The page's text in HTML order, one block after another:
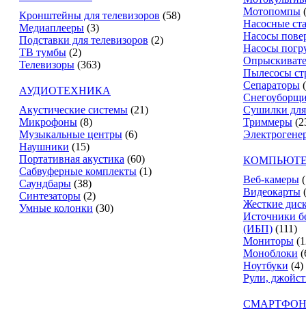
Кронштейны для телевизоров (58)
Медиаплееры (3)
Подставки для телевизоров (2)
ТВ тумбы (2)
Телевизоры (363)
АУДИОТЕХНИКА
Акустические системы (21)
Микрофоны (8)
Музыкальные центры (6)
Наушники (15)
Портативная акустика (60)
Сабвуферные комплекты (1)
Саундбары (38)
Синтезаторы (2)
Умные колонки (30)
Мотопомпы
Насосные
Насосы
Насосы
Пылесосы
Сепараторы
Сушилки
Триммеры
Веб-камеры
Видеокарты
Жесткие
Источники
(ИБП) (111)
Мониторы
Моноблоки
Ноутбуки (4)
Рули,